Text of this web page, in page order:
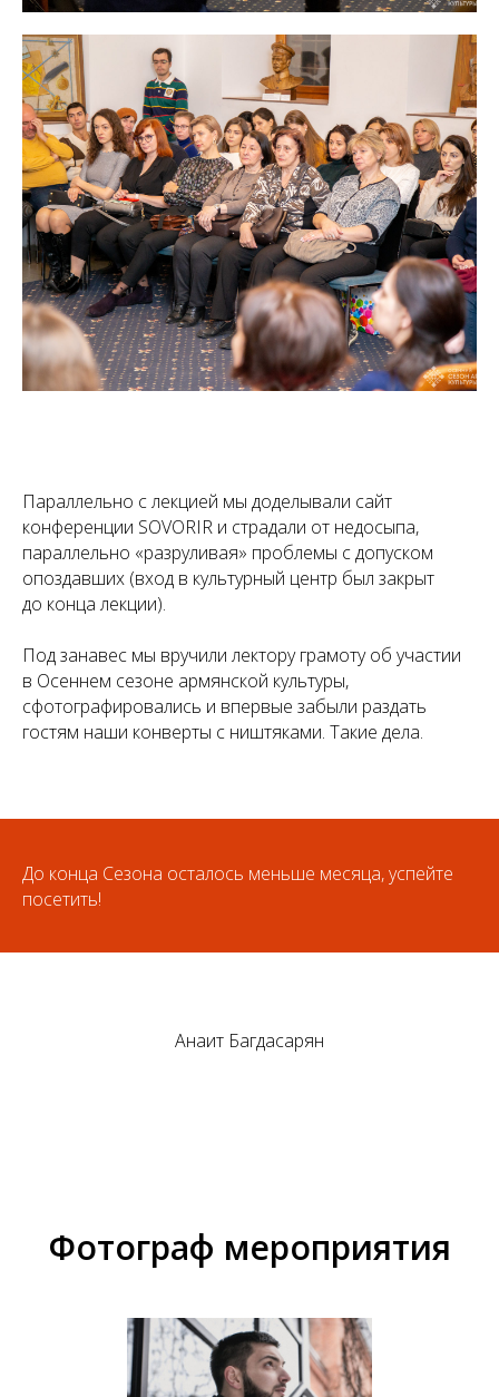
Параллельно с лекцией мы доделывали сайт
конференции SOVORIR и страдали от недосыпа,
параллельно «разруливая» проблемы с допуском
опоздавших (вход в культурный центр был закрыт
до конца лекции).
Под занавес мы вручили лектору грамоту об участии
в Осеннем сезоне армянской культуры,
сфотографировались и впервые забыли раздать
гостям наши конверты с ништяками. Такие дела.
До конца Сезона осталось меньше месяца, успейте
посетить!
Анаит Багдасарян
Фотограф мероприятия